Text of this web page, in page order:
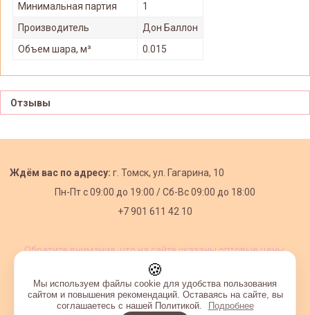
Минимальная партия
1
Производитель
Дон Баллон
Объем шара, м³
0.015
Отзывы
Ждём вас по адресу: г. Томск, ул. Гагарина, 10
Пн-Пт с09:00 до 19:00 /Сб-Вс 09:00 до 18:00
+7 901 611 42 10
Обратите внимание, что на сайте указаны оптовые цены,
🍪
Мы используем файлы cookie для удобства пользования
сайтом и повышения рекомендаций. Оставаясь на сайте, вы
соглашаетесь с нашей Политикой.
Подробнее